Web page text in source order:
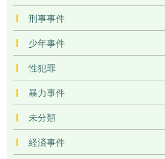
刑事事件
少年事件
性犯罪
暴力事件
未分類
経済事件